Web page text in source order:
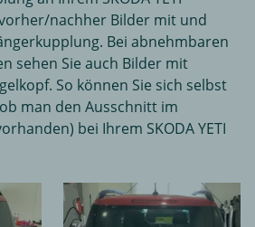
nachher Bilder mit und
Bei abnehmbaren
sehen Sie auch Bilder mit
So können Sie sich selbst
man den Ausschnitt im
bei Ihrem SKODA YETI